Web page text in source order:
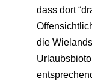
dass dort
die